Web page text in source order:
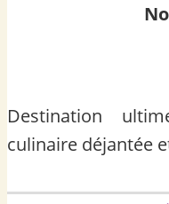
Destination
culinaire déjantée